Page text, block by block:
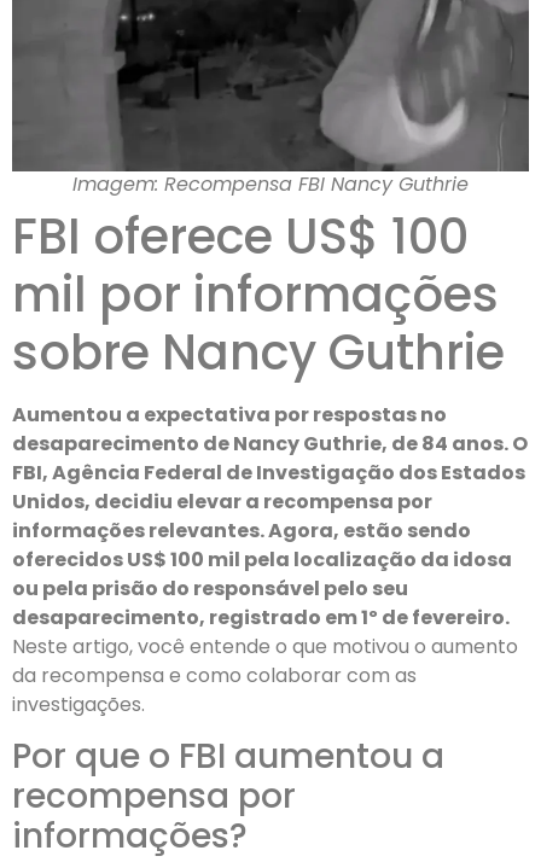
Imagem: Recompensa FBI Nancy Guthrie
FBI oferece US$ 100
mil por informações
sobre Nancy Guthrie
Aumentou a expectativa por respostas no
desaparecimento de Nancy Guthrie, de 84 anos. O
FBI, Agência Federal de Investigação dos Estados
Unidos, decidiu elevar a recompensa por
informações relevantes. Agora, estão sendo
oferecidos US$ 100 mil pela localização da idosa
ou pela prisão do responsável pelo seu
desaparecimento, registrado em 1º de fevereiro.
Neste artigo, você entende o que motivou o aumento
da recompensa e como colaborar com as
investigações.
Por que o FBI aumentou a
recompensa por
informações?